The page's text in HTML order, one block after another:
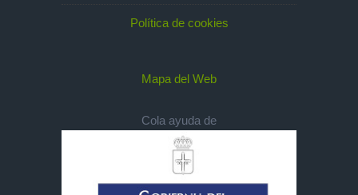
Política de cookies
Mapa del Web
Cola ayuda de